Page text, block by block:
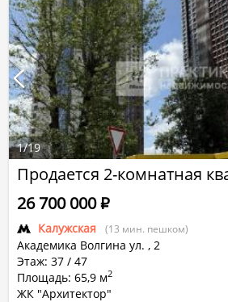
Продается 2-комнатная
Калужская (13 мин. пешком)
Академика Волгина ул. , 2
Этаж: 37 / 47
Площадь: 65,9 м2
ЖК "Архитектор"
26 700 000Р
1/19